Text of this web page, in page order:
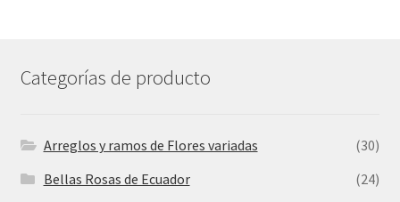
Categorías de producto
Arreglos y ramos de Flores variadas
(30)
Bellas Rosas de Ecuador
(24)